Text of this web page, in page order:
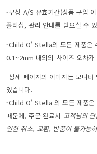
-무상 A/S 유효기간(상품 구입
폴리싱, 관리 안내를 받으실 수
-Child O' Stella의 모든 제품은
0.1~2mm 내외의 사이즈 오차가
-상세 페이지의 이미지는 모니
있습니다.
-Child O' Stella 의 모든 제품은
때문에, 주문 완료시 고객님의
인한 취소, 교환, 반품이 불가능